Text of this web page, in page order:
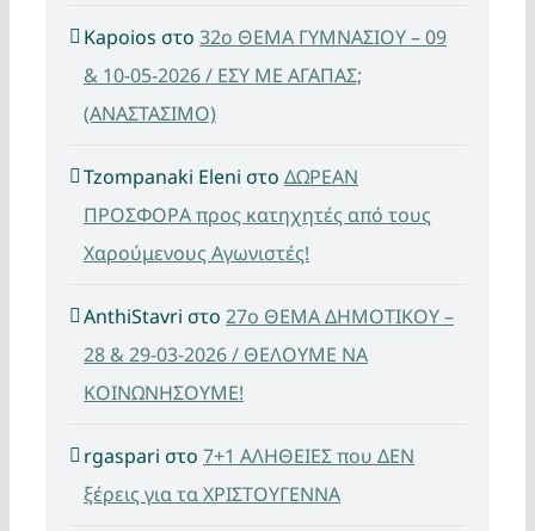
Kapoios στο 32ο ΘΕΜΑ ΓΥΜΝΑΣΙΟΥ – 09
& 10-05-2026 / ΕΣΥ ΜΕ ΑΓΑΠΑΣ;
(ΑΝΑΣΤΑΣΙΜΟ)
Tzompanaki Eleni στο ΔΩΡΕΑΝ
ΠΡΟΣΦΟΡΑ προς κατηχητές από τους
Χαρούμενους Αγωνιστές!
AnthiStavri στο 27ο ΘΕΜΑ ΔΗΜΟΤΙΚΟΥ –
28 & 29-03-2026 / ΘΕΛΟΥΜΕ ΝΑ
ΚΟΙΝΩΝΗΣΟΥΜΕ!
rgaspari στο 7+1 ΑΛΗΘΕΙΕΣ που ΔΕΝ
ξέρεις για τα ΧΡΙΣΤΟΥΓΕΝΝΑ